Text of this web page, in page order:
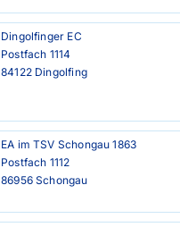
Dingolfinger EC
Postfach 1114
84122 Dingolfing
EA im TSV Schongau 1863
Postfach 1112
86956 Schongau